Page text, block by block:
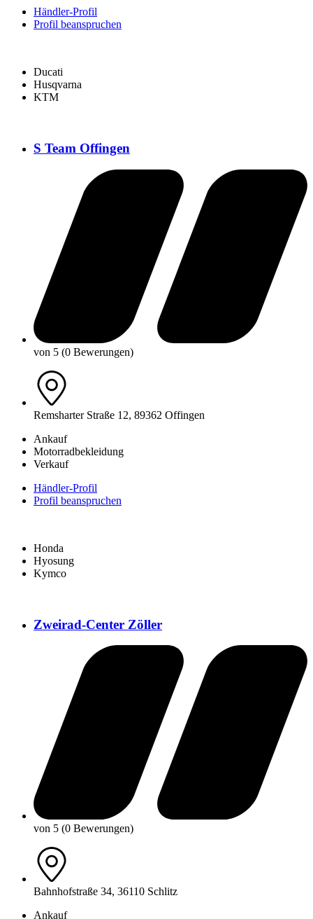
Händler-Profil
Profil beanspruchen
Ducati
Husqvarna
KTM
S Team Offingen
von 5 (0 Bewerungen)
Remsharter Straße 12, 89362 Offingen
Ankauf
Motorradbekleidung
Verkauf
Händler-Profil
Profil beanspruchen
Honda
Hyosung
Kymco
Zweirad-Center Zöller
von 5 (0 Bewerungen)
Bahnhofstraße 34, 36110 Schlitz
Ankauf